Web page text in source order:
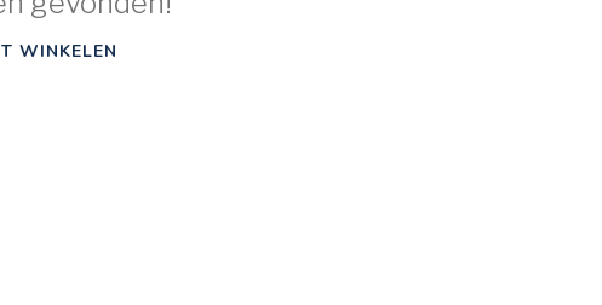
WINKELEN